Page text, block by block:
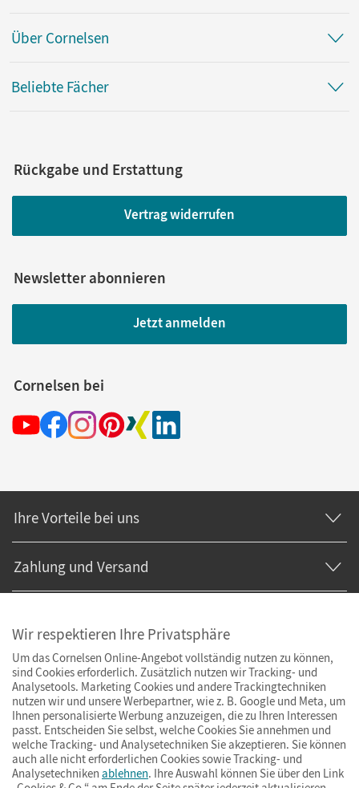
Über Cornelsen
Beliebte Fächer
Rückgabe und Erstattung
Vertrag widerrufen
Newsletter abonnieren
Jetzt anmelden
Cornelsen bei
Ihre Vorteile bei uns
Zahlung und Versand
Wir respektieren Ihre Privatsphäre
Um das Cornelsen Online-Angebot vollständig nutzen zu können,
sind Cookies erforderlich. Zusätzlich nutzen wir Tracking- und
Analysetools. Marketing Cookies und andere Trackingtechniken
nutzen wir und unsere Werbepartner, wie z. B. Google und Meta, um
Ihnen personalisierte Werbung anzuzeigen, die zu Ihren Interessen
passt. Entscheiden Sie selbst, welche Cookies Sie annehmen und
welche Tracking- und Analysetechniken Sie akzeptieren. Sie können
auch alle nicht erforderlichen Cookies sowie Tracking- und
Analysetechniken ablehnen. Ihre Auswahl können Sie über den Link